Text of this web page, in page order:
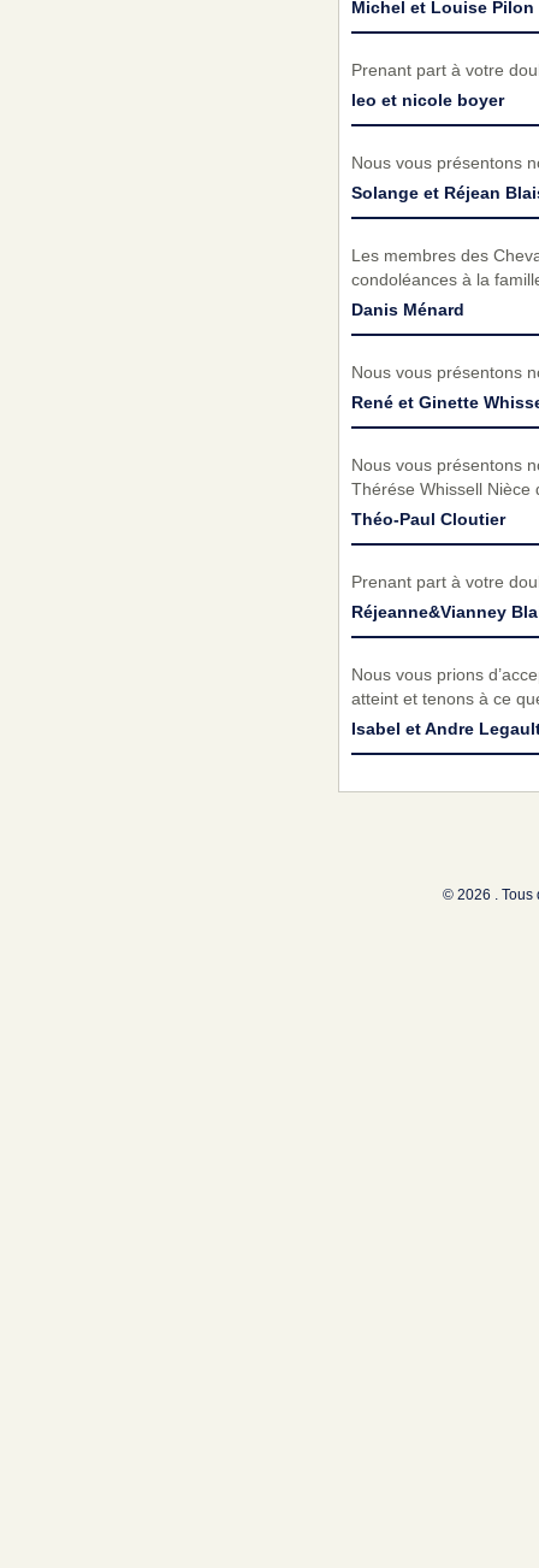
Michel et Louise Pilon
Prenant part à votre
leo et nicole boyer
Nous vous présentons
Solange et Réjean
Les membres des
condoléances à la
Danis Ménard
Nous vous présentons
René et Ginette
Nous vous présentons
Thérése Whissell Nièce
Théo-Paul Cloutier
Prenant part à votre
Réjeanne&Vianney
Nous vous prions
atteint et tenons à ce
Isabel et Andre
© 2026 . Tous